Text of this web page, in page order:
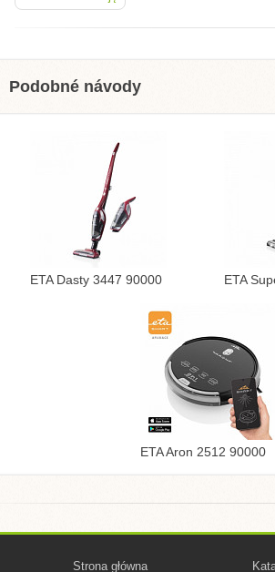
Podobné návody
ETA Dasty 3447 90000 ETA
ETA Aron 2512 90000
Strona główna